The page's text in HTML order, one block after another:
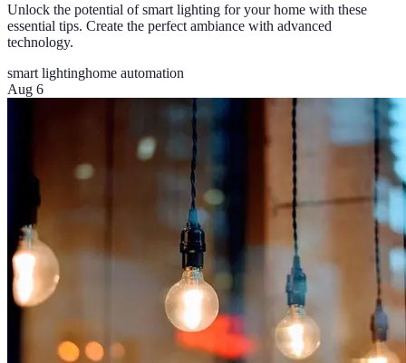
Unlock the potential of smart lighting for your home with these
essential tips. Create the perfect ambiance with advanced
technology.
smart lightinghome automation
Aug 6